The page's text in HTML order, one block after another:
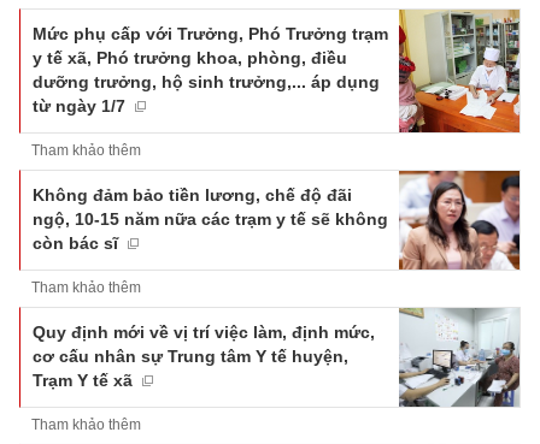
Mức phụ cấp với Trưởng, Phó Trưởng trạm
y tế xã, Phó trưởng khoa, phòng, điều
dưỡng trưởng, hộ sinh trưởng,... áp dụng
từ ngày 1/7
Tham khảo thêm
Không đảm bảo tiền lương, chế độ đãi
ngộ, 10-15 năm nữa các trạm y tế sẽ không
còn bác sĩ
Tham khảo thêm
Quy định mới về vị trí việc làm, định mức,
cơ cấu nhân sự Trung tâm Y tế huyện,
Trạm Y tế xã
Tham khảo thêm